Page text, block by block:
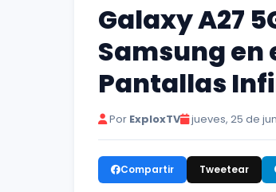
Galaxy A27
Samsung en
Pantallas
Por ExploxTV jueves, 25 de
Compartir Tweetear